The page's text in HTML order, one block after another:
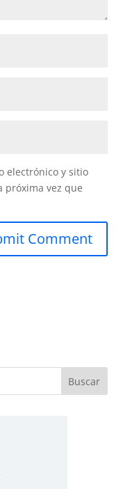
electrónico y sitio
próxima vez que